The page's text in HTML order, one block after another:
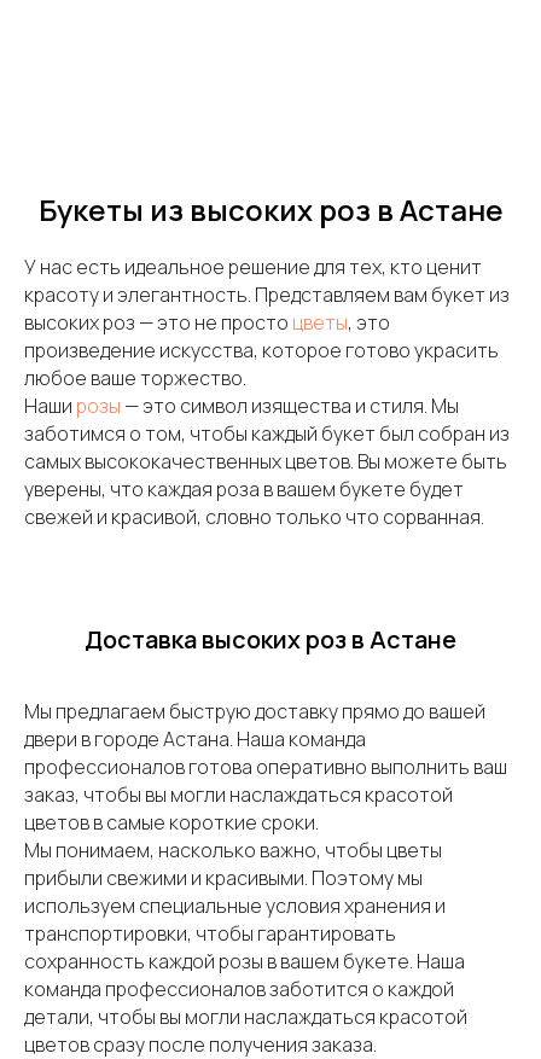
Букеты из высоких роз в Астане
У нас есть идеальное решение для тех, кто ценит
красоту и элегантность. Представляем вам букет из
высоких роз — это не просто цветы, это
произведение искусства, которое готово украсить
любое ваше торжество.
Наши розы — это символ изящества и стиля. Мы
заботимся о том, чтобы каждый букет был собран из
самых высококачественных цветов. Вы можете быть
уверены, что каждая роза в вашем букете будет
свежей и красивой, словно только что сорванная.
Доставка высоких роз в Астане
Мы предлагаем быструю доставку прямо до вашей
двери в городе Астана. Наша команда
профессионалов готова оперативно выполнить ваш
заказ, чтобы вы могли наслаждаться красотой
цветов в самые короткие сроки.
Мы понимаем, насколько важно, чтобы цветы
прибыли свежими и красивыми. Поэтому мы
используем специальные условия хранения и
транспортировки, чтобы гарантировать
сохранность каждой розы в вашем букете. Наша
команда профессионалов заботится о каждой
детали, чтобы вы могли наслаждаться красотой
цветов сразу после получения заказа.